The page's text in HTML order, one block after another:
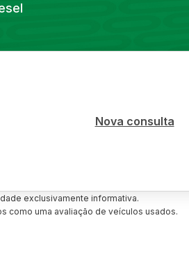
Nova consulta
exclusivamente informativa.
como uma avaliação de veículos usados.